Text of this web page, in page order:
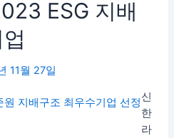
ESG 지배
11월 27일
신
한
라